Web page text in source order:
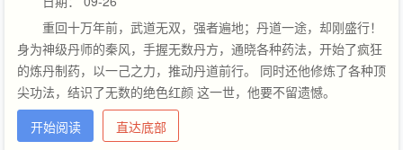
重回十万年前，武道无双，强者遍地；丹道一途，却刚盛行！
身为神级丹师的秦风，手握无数丹方，通晓各种药法，开始了疯狂
的炼丹制药，以一己之力，推动丹道前行。 同时还他修炼了各种顶
尖功法，结识了无数的绝色红颜 这一世，他要不留遗憾。
开始阅读
直达底部